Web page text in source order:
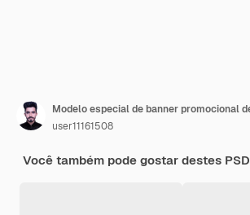
user11161508
Você também pode gostar destes PSD